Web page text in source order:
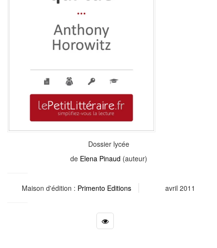
Dossier lycée
de Elena Pinaud (auteur)
Maison d'édition : Primento Editions avril 2011